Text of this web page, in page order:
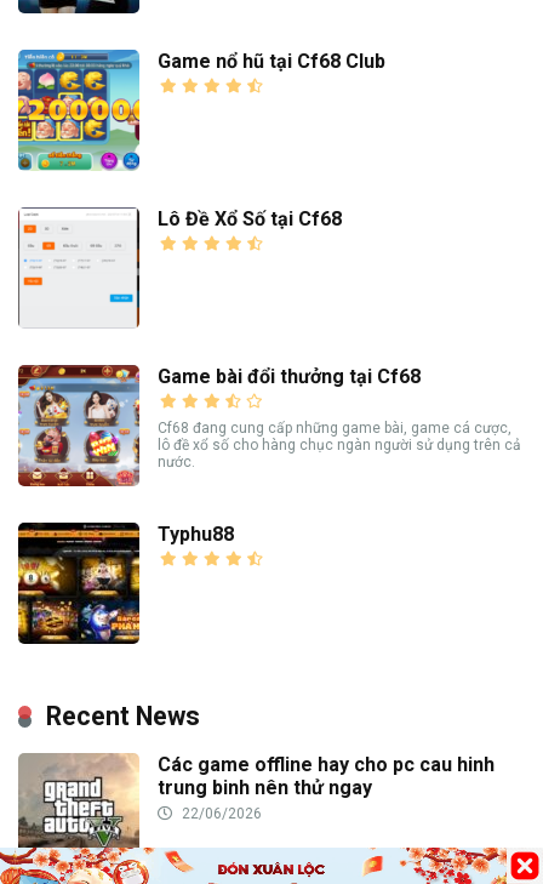
Game nổ hũ tại Cf68 Club
Lô Đề Xổ Số tại Cf68
Game bài đổi thưởng tại Cf68
Cf68 đang cung cấp những game bài, game cá cược,
lô đề xổ số cho hàng chục ngàn người sử dụng trên cả
nước.
Typhu88
Recent News
Các game offline hay cho pc cau hinh
trung binh nên thử ngay
22/06/2026